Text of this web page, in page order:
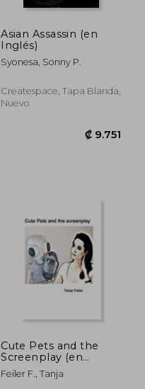
Asian Assassin (en
Inglés)
Syonesa, Sonny P.
Createspace, Tapa Blanda,
Nuevo
Cute Pets and the
Screenplay (en
Inglés)
Feiler F., Tanja